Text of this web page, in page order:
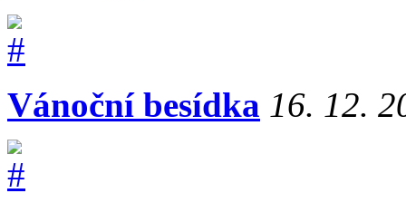
Vánoční besídka 16. 12.